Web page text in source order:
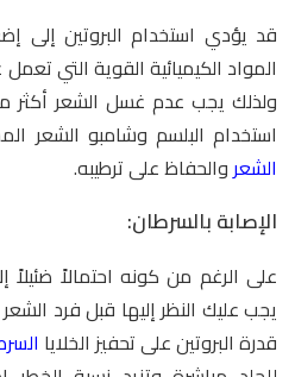
قد يؤدي استخدام البروتين إلى
المواد الكيميائية القوية التي
ولذلك يجب عدم غسل الشعر أكثر
استخدام البلسم وشامبو الشعر
الشعر والحفاظ على ترطيبه.
الإصابة بالسرطان:
على الرغم من كونه احتمالاً ضئيلاً
يجب عليك النظر إليها قبل فرد
قدرة البروتين على تحفيز الخلايا